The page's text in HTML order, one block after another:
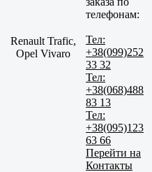
Renault Trafic,
Opel Vivaro
телефонам:
Тел:
+38(099)252
33 32
Тел:
+38(068)488
83 13
Тел:
+38(095)123
63 66
Перейти на
Контакты